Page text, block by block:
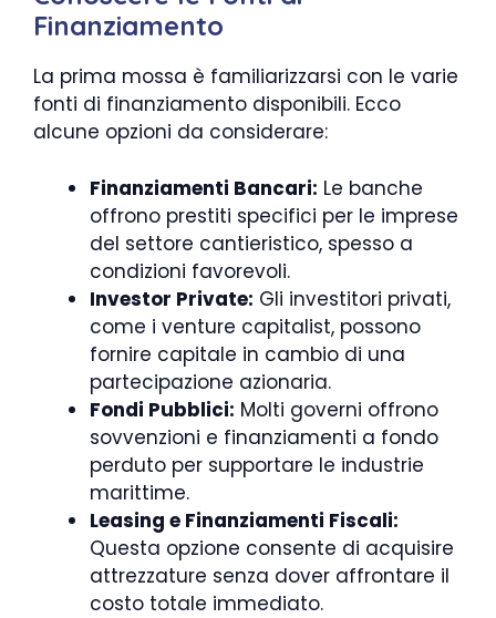
Finanziamento
La prima mossa è familiarizzarsi con le varie
fonti di finanziamento disponibili. Ecco
alcune opzioni da considerare:
Finanziamenti Bancari: Le banche
offrono prestiti specifici per le imprese
del settore cantieristico, spesso a
condizioni favorevoli.
Investor Private: Gli investitori privati,
come i venture capitalist, possono
fornire capitale in cambio di una
partecipazione azionaria.
Fondi Pubblici: Molti governi offrono
sovvenzioni e finanziamenti a fondo
perduto per supportare le industrie
marittime.
Leasing e Finanziamenti Fiscali:
Questa opzione consente di acquisire
attrezzature senza dover affrontare il
costo totale immediato.